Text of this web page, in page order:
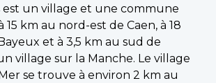
est un village et une commune
15 km au nord-est de Caen, à 18
et à 3,5 km au sud de
village sur la Manche. Le village
se trouve à environ 2 km au